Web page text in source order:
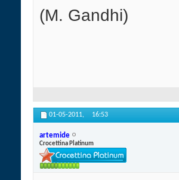
(M. Gandhi)
01-05-2011, 16:53
artemide
Crocettina Platinum